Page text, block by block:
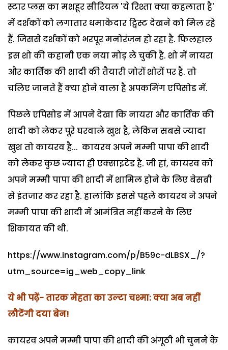
स्टार प्लस का मशहूर सीरियल 'ये रिश्ता क्या कहलाता है'
में दर्शकों को लगातार धमाकेदार ट्विस्ट देखने को मिल रहे
हैं. जिससे दर्शकों को भरपूर मनोरंजन हो रहा है. फिलहाल
इस शो की कहानी एक नया मोड़ ले चुकी है. शो में नायरा
और कार्तिक की शादी की तैयारी जोरों शोरों पर है. तो
चलिए जानते हैं क्या होने वाला है अपकमिंग एपिसोड में.
पिछले एपिसोड में आपने देखा कि नायरा और कार्तिक की
शादी को लेकर पूरे घरवाले खुश है, लेकिन सबसे ज्यादा
खुश तो कायरव है... कायरव अपने मम्मी पापा की शादी
को लेकर कुछ ज्यादा ही एक्साइटेड है. जी हां, कायरव को
अपने मम्मी पापा की शादी में शामिल होने के लिए बेसब्री
से इंतजार कर रहा है. हालांकि इससे पहले कायरव ने अपने
मम्मी पापा की शादी में आमंत्रित नहीं करने के लिए
शिकायत की थी.
https://www.instagram.com/p/B59c-dLBSX_/?
utm_source=ig_web_copy_link
ये भी पढ़ें- तारक मेहता का उल्टा चश्मा: क्या अब नहीं
लौटेंगी दया बेन!
कायरव अपने मम्मी पापा की शादी की अंगूठी भी चुनने के